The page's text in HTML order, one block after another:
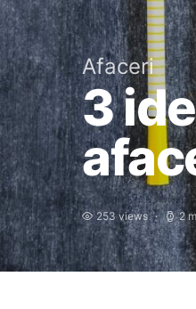
Afaceri
3
253 views 2